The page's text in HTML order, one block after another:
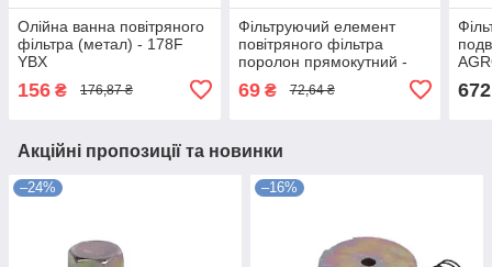
Олійна ванна повітряного
фільтра (метал) - 178F
YBX
156 ₴ 176,87 ₴
Фільтруючий елемент
повітряного фільтра
поролон прямокутний -
69₴ 72,64 ₴ 672
Акційні пропозиції та новинки
–24% –16%